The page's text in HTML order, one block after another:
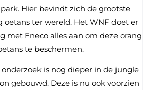
Hier bevindt zich de grootste
oetans ter wereld. Het WNF doet er
met Eneco alles aan om deze orang
te beschermen.
is nog dieper in de jungle
gebouwd. Deze is nu ook voorzien